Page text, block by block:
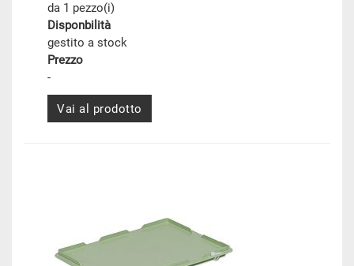
da 1 pezzo(i)
Disponbilità
gestito a stock
Prezzo
-
Vai al prodotto